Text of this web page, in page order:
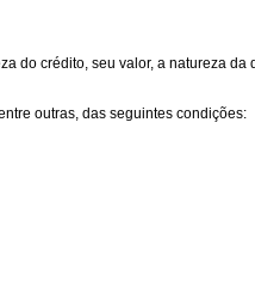
do crédito, seu valor, a natureza da
outras, das seguintes condições: